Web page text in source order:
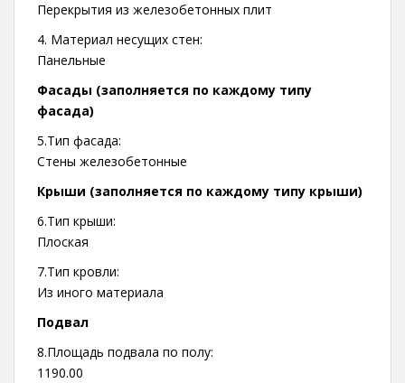
Перекрытия из железобетонных плит
4. Материал несущих стен:
Панельные
Фасады (заполняется по каждому типу
фасада)
5.Тип фасада:
Стены железобетонные
Крыши (заполняется по каждому типу крыши)
6.Тип крыши:
Плоская
7.Тип кровли:
Из иного материала
Подвал
8.Площадь подвала по полу:
1190.00